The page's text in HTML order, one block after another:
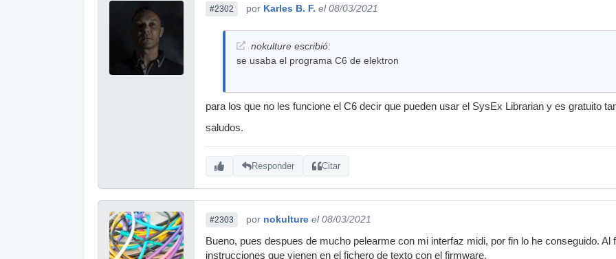
#2302 por Karles B. F. el 08/03/2021
nokulture escribió:
se usaba el programa C6 de elektron
para los que no les funcione el C6 decir que pueden usar el SysEx Librarian y es gratuito
saludos.
Responder Citar
#2303 por nokulture el 08/03/2021
Bueno, pues despues de mucho pelearme con mi interfaz midi, por fin lo he conseguido. Al
instrucciones que vienen en el fichero de texto con el firmware.